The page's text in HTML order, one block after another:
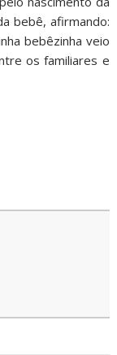
bebê, afirmando:
bebêzinha veio
os familiares e